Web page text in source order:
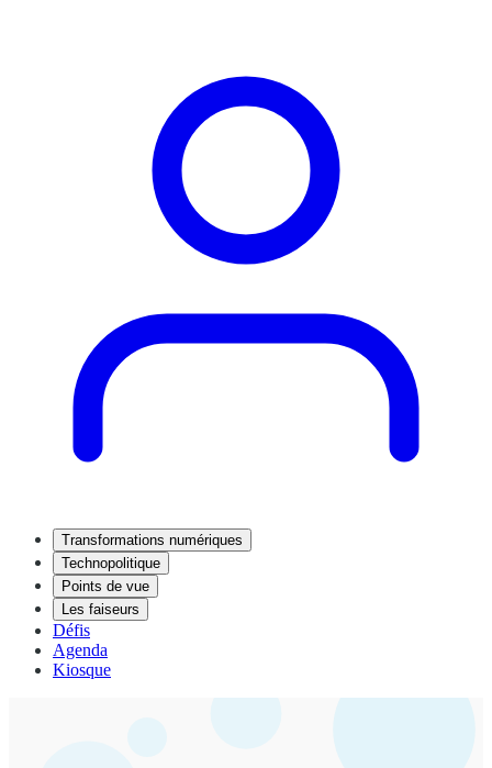
Transformations numériques
Technopolitique
Points de vue
Les faiseurs
Défis
Agenda
Kiosque